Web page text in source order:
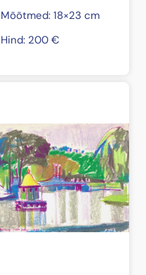
Mõõtmed: 18×23 cm
Hind: 200€